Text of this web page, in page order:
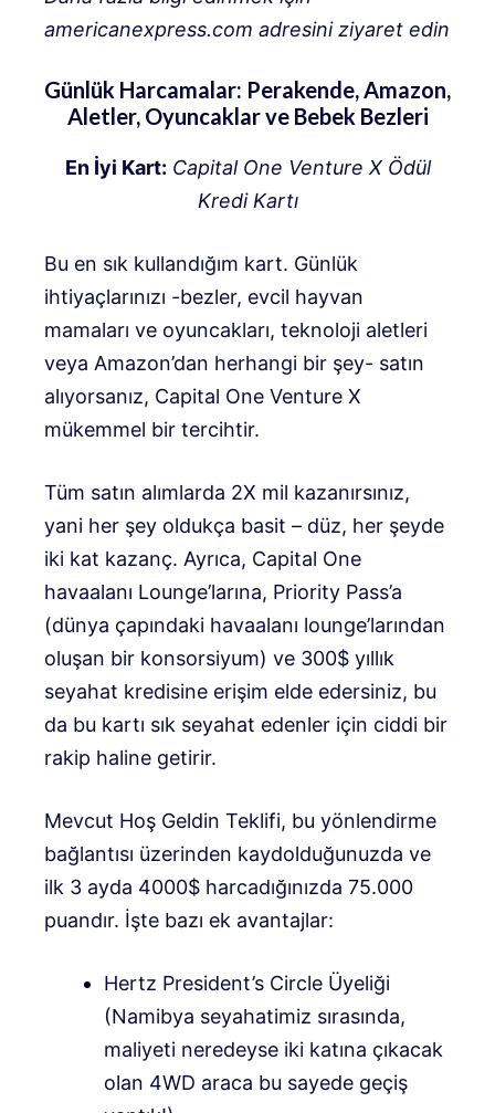
americanexpress.com adresini ziyaret edin
Günlük Harcamalar: Perakende, Amazon,
Aletler, Oyuncaklar ve Bebek Bezleri
En İyi Kart: Capital One Venture X Ödül
Kredi Kartı
Bu en sık kullandığım kart. Günlük
ihtiyaçlarınızı -bezler, evcil hayvan
mamaları ve oyuncakları, teknoloji aletleri
veya Amazon’dan herhangi bir şey- satın
alıyorsanız, Capital One Venture X
mükemmel bir tercihtir.
Tüm satın alımlarda 2X mil kazanırsınız,
yani her şey oldukça basit – düz, her şeyde
iki kat kazanç. Ayrıca, Capital One
havaalanı Lounge’larına, Priority Pass’a
(dünya çapındaki havaalanı lounge’larından
oluşan bir konsorsiyum) ve 300$ yıllık
seyahat kredisine erişim elde edersiniz, bu
da bu kartı sık seyahat edenler için ciddi bir
rakip haline getirir.
Mevcut Hoş Geldin Teklifi, bu yönlendirme
bağlantısı üzerinden kaydolduğunuzda ve
ilk 3 ayda 4000$ harcadığınızda 75.000
puandır. İşte bazı ek avantajlar:
Hertz President’s Circle Üyeliği
(Namibya seyahatimiz sırasında,
maliyeti neredeyse iki katına çıkacak
olan 4WD araca bu sayede geçiş